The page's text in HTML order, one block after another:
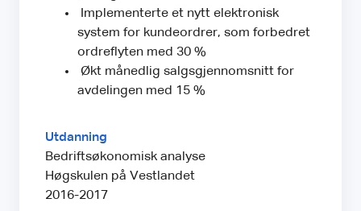
Implementerte et nytt elektronisk
system for kundeordrer, som forbedret
ordreflyten med 30 %
Økt månedlig salgsgjennomsnitt for
avdelingen med 15 %
Utdanning
Bedriftsøkonomisk analyse
Høgskulen på Vestlandet
2016-2017